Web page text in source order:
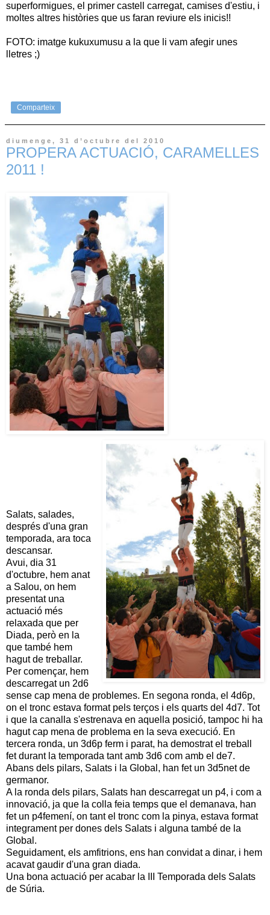
superformigues, el primer castell carregat, camises d'estiu, i
moltes altres històries que us faran reviure els inicis!!
FOTO: imatge kukuxumusu a la que li vam afegir unes
lletres ;)
Comparteix
diumenge, 31 d’octubre del 2010
PROPERA ACTUACIÓ, CARAMELLES
2011 !
Salats, salades,
després d'una gran
temporada, ara toca
descansar.
Avui, dia 31
d'octubre, hem anat
a Salou, on hem
presentat una
actuació més
relaxada que per
Diada, però en la
que també hem
hagut de treballar.
Per començar, hem
descarregat un 2d6
sense cap mena de problemes. En segona ronda, el 4d6p,
on el tronc estava format pels terços i els quarts del 4d7. Tot
i que la canalla s'estrenava en aquella posició, tampoc hi ha
hagut cap mena de problema en la seva execució. En
tercera ronda, un 3d6p ferm i parat, ha demostrat el treball
fet durant la temporada tant amb 3d6 com amb el de7.
Abans dels pilars, Salats i la Global, han fet un 3d5net de
germanor.
A la ronda dels pilars, Salats han descarregat un p4, i com a
innovació, ja que la colla feia temps que el demanava, han
fet un p4femení, on tant el tronc com la pinya, estava format
integrament per dones dels Salats i alguna també de la
Global.
Seguidament, els amfitrions, ens han convidat a dinar, i hem
acavat gaudir d'una gran diada.
Una bona actuació per acabar la III Temporada dels Salats
de Súria.